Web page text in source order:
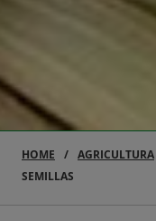
HOME AGRICULTURA
SEMILLAS